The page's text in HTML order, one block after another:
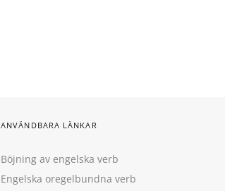
ANVÄNDBARA LÄNKAR
Böjning av engelska verb
Engelska oregelbundna verb